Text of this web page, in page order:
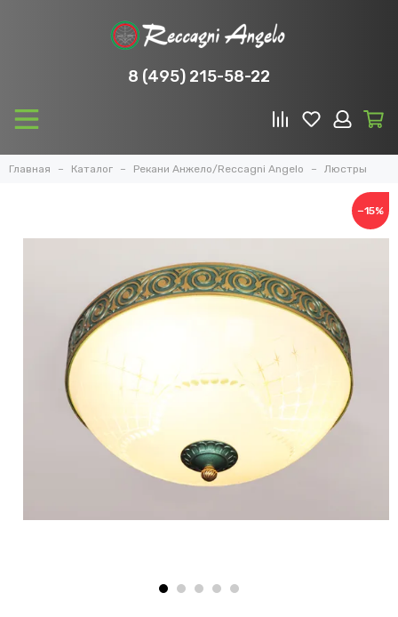
8 (495) 215-58-22
Главная Каталог Рекани Анжело/Reccagni Angelo Люстры
−15%